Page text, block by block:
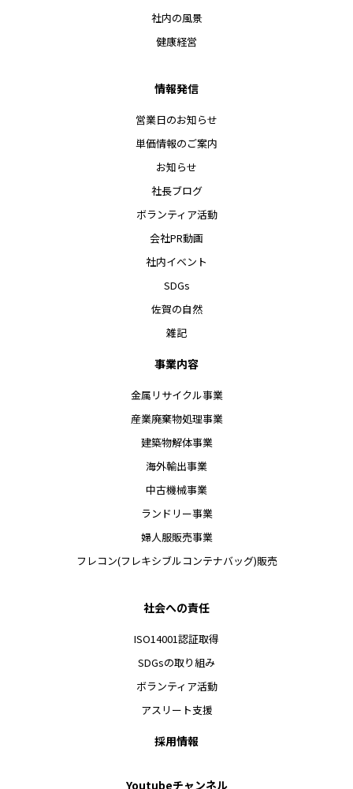
社内の風景
健康経営
情報発信
営業日のお知らせ
単価情報のご案内
お知らせ
社長ブログ
ボランティア活動
会社PR動画
社内イベント
SDGs
佐賀の自然
雑記
事業内容
金属リサイクル事業
産業廃棄物処理事業
建築物解体事業
海外輸出事業
中古機械事業
ランドリー事業
婦人服販売事業
フレコン(フレキシブルコンテナバッグ)販売
社会への責任
ISO14001認証取得
SDGsの取り組み
ボランティア活動
アスリート支援
採用情報
Youtubeチャンネル